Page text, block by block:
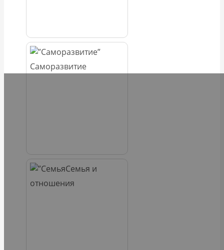
Саморазвитие
Семья и
отношения